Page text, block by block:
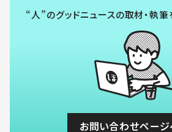
“人”のグッドニュースの取材・執筆
お問い合わせページ